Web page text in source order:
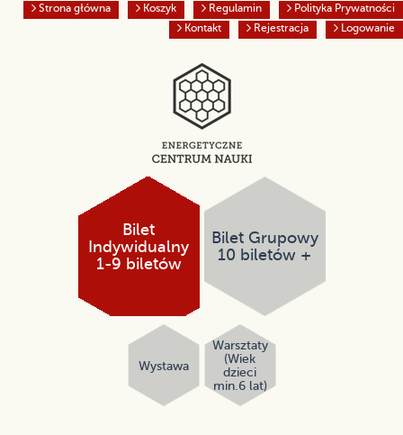
Strona główna Koszyk Regulamin
Polityka Prywatności
Kontakt
Rejestracja Logowanie
Bilet
Indywidualny
1-9 biletów
Bilet Grupowy
10 biletów +
Wystawa
Warsztaty
(Wiek
dzieci
min.6 lat)